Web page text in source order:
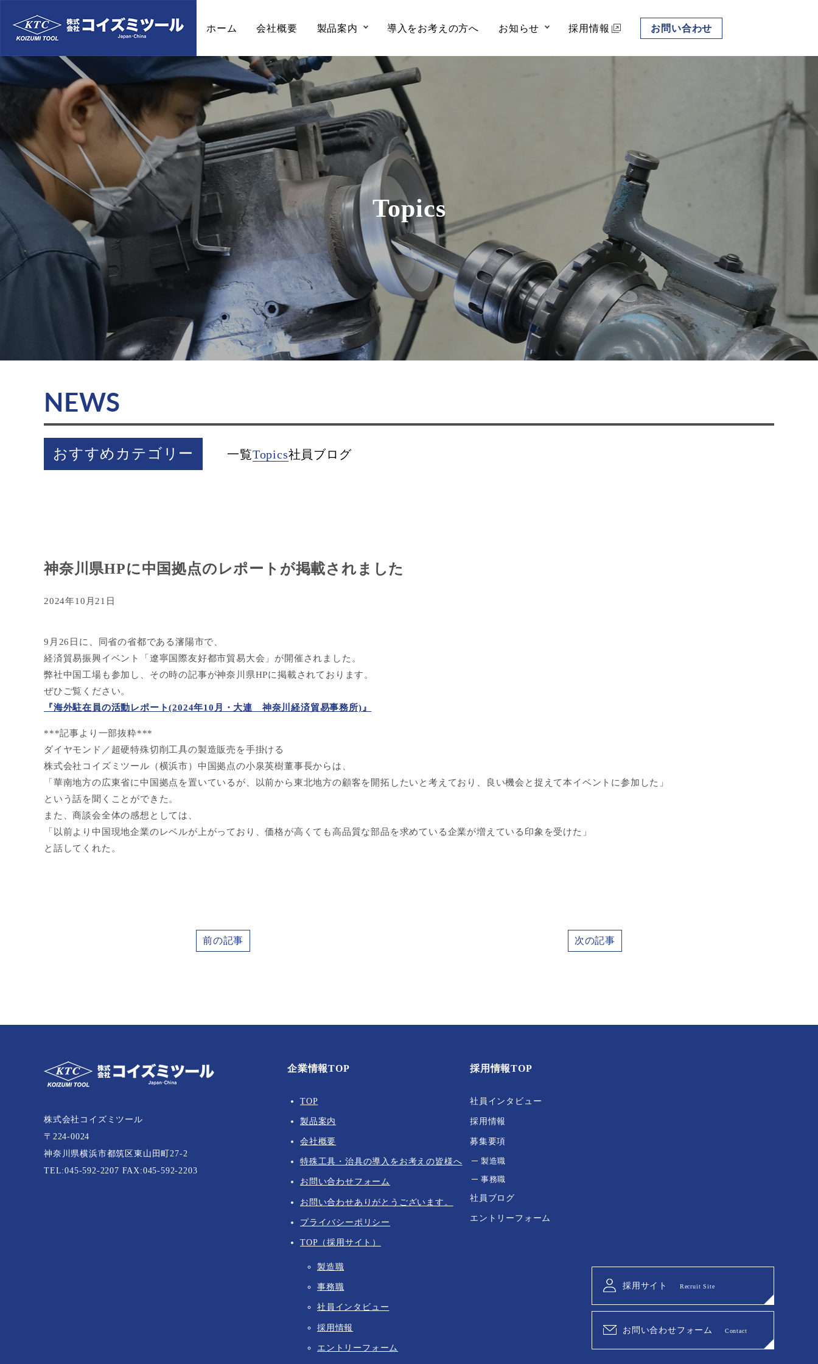
ホーム 会社概要 製品案内 導入をお考えの方へ お知らせ 採用情報 お問い合わせ
Topics
NEWS
おすすめカテゴリー 一覧Topics社員ブログ
神奈川県HPに中国拠点のレポートが掲載されました
2024年10月21日
9月26日に、同省の省都である瀋陽市で、
経済貿易振興イベント「遼寧国際友好都市貿易大会」が開催されました。
弊社中国工場も参加し、その時の記事が神奈川県HPに掲載されております。
ぜひご覧ください。
『海外駐在員の活動レポート(2024年10月・大連 神奈川経済貿易事務所)』
***記事より一部抜粋***
ダイヤモンド／超硬特殊切削工具の製造販売を手掛ける
株式会社コイズミツール（横浜市）中国拠点の小泉英樹董事長からは、
「華南地方の広東省に中国拠点を置いているが、以前から東北地方の顧客を開拓したいと考えており、良い機会と捉えて本イベントに参加した」
という話を聞くことができた。
また、商談会全体の感想としては、
「以前より中国現地企業のレベルが上がっており、価格が高くても高品質な部品を求めている企業が増えている印象を受けた」
と話してくれた。
前の記事 次の記事
株式会社コイズミツール
〒224-0024
神奈川県横浜市都筑区東山田町27-2
TEL:045-592-2207 FAX:045-592-2203
企業情報TOP
TOP
製品案内
会社概要
特殊工具・治具の導入をお考えの皆様へ
お問い合わせフォーム
お問い合わせありがとうございます。
プライバシーポリシー
TOP（採用サイト）
製造職
事務職
社員インタビュー
採用情報
エントリーフォーム
採用情報TOP
社員インタビュー
採用情報
募集要項
製造職
事務職
社員ブログ
エントリーフォーム
採用サイト Recruit Site
お問い合わせフォーム Contact